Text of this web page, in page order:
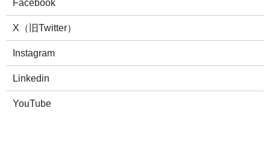
Facebook
X（旧Twitter）
Instagram
Linkedin
YouTube